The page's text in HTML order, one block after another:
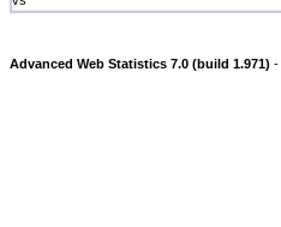
Advanced Web Statistics 7.0 (build 1.971) -